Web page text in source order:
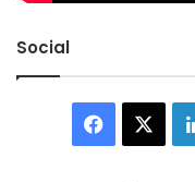
Social
Facebook